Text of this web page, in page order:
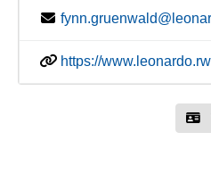
https://